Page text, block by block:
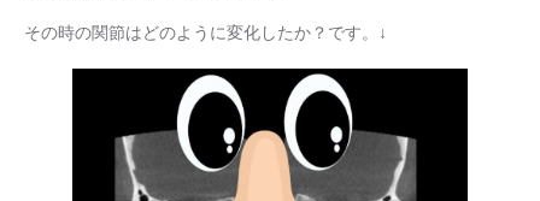
その時の関節はどのように変化したか？です。↓